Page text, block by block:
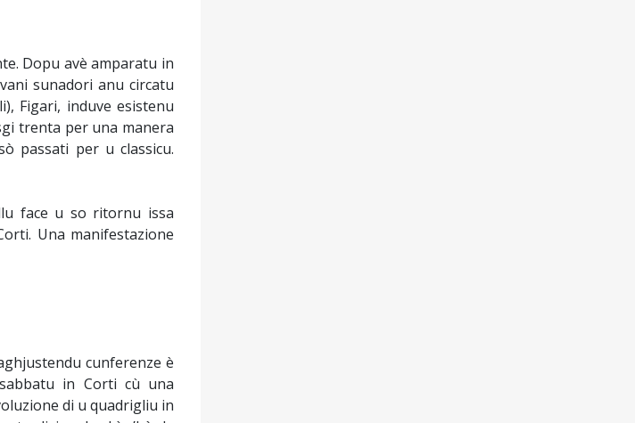
Dopu avè amparatu in
sunadori anu circatu
Figari, induve esistenu
trenta per una manera
passati per u classicu.
face u so ritornu issa
Una manifestazione
cunferenze è
in Corti cù una
di u quadrigliu in